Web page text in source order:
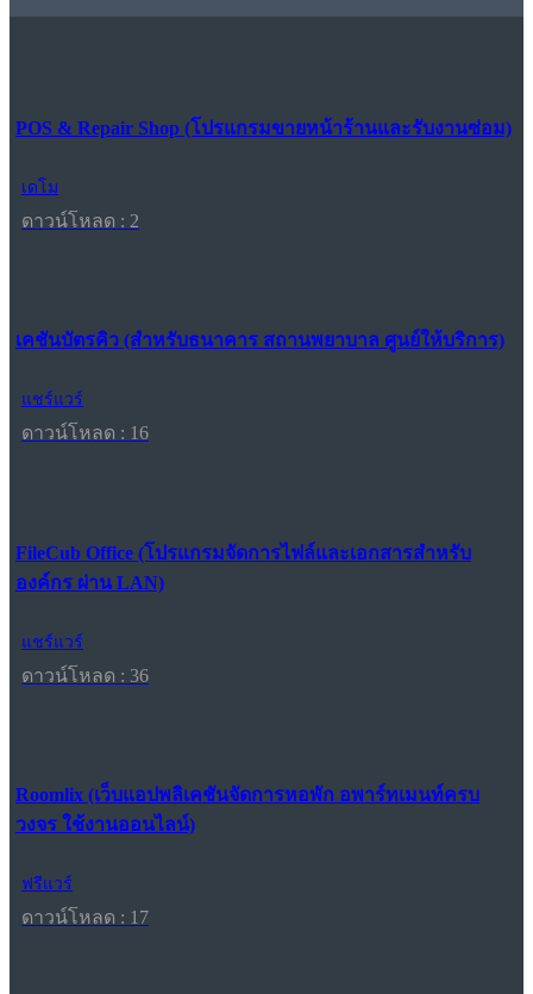
POS & Repair Shop (โปรแกรมขายหน้าร้านและรับงานซ่อม)
เดโม
ดาวน์โหลด : 2
เคชันบัตรคิว (สำหรับธนาคาร สถานพยาบาล ศูนย์ให้บริการ)
แชร์แวร์
ดาวน์โหลด : 16
FileCub Office (โปรแกรมจัดการไฟล์และเอกสารสำหรับ
องค์กร ผ่าน LAN)
แชร์แวร์
ดาวน์โหลด : 36
Roomlix (เว็บแอปพลิเคชันจัดการหอพัก อพาร์ทเมนท์ครบ
วงจร ใช้งานออนไลน์)
ฟรีแวร์
ดาวน์โหลด : 17